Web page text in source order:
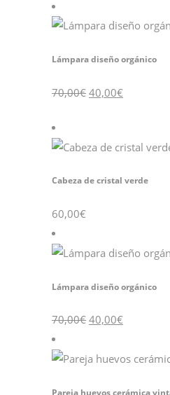
90,00€.50,00€.
Lámpara diseño orgánico
70,00€ El
precio
40,00€precio
Cabeza de cristal verde
60,00€
Lámpara diseño orgánico
70,00€ El
precio
70,00€.
40,00€precio
40,00€.
Pareja huevos cerámica